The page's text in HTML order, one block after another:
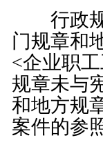
行政规
门规章和
<企业职
规章未与
和地方规
案件的参